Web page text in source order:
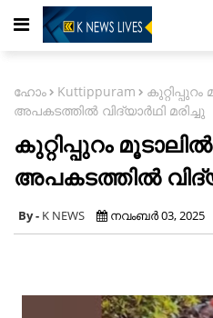
ഹോം Kuttippuram
അപകടത്തില്‍ വിദ്യാര്‍ഥി മരിച്ചു
കുറ്റിപ്പുറം
അപകടത്തില്‍
K NEWS നവംബർ 03, 2025